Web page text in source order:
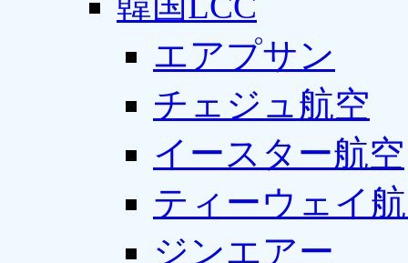
エアプサン
チェジュ航空
イースター航空
ティーウェイ
ジンエアー